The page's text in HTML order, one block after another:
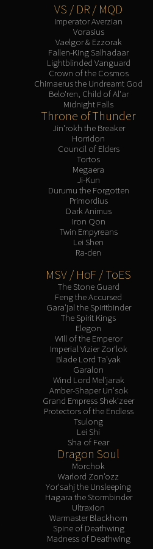
VS / DR / MQD
Imperator Averzian
Vorasius
Vaelgor & Ezzorak
Fallen-King Salhadaar
Lightblinded Vanguard
Crown of the Cosmos
Chimaerus the Undreamt God
Belo'ren, Child of Al'ar
Midnight Falls
Throne of Thunder
Jin'rokh the Breaker
Horridon
Council of Elders
Tortos
Megaera
Ji-Kun
Durumu the Forgotten
Primordius
Dark Animus
Iron Qon
Twin Empyreans
Lei Shen
Ra-den
MSV / HoF / ToES
The Stone Guard
Feng the Accursed
Gara'jal the Spiritbinder
The Spirit Kings
Elegon
Will of the Emperor
Imperial Vizier Zor'lok
Blade Lord Ta'yak
Garalon
Wind Lord Mel'jarak
Amber-Shaper Un'sok
Grand Empress Shek'zeer
Protectors of the Endless
Tsulong
Lei Shi
Sha of Fear
Dragon Soul
Morchok
Warlord Zon'ozz
Yor'sahj the Unsleeping
Hagara the Stormbinder
Ultraxion
Warmaster Blackhorn
Spine of Deathwing
Madness of Deathwing